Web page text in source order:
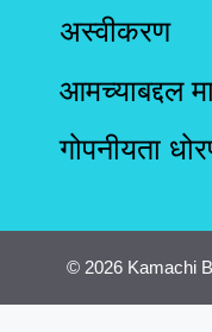
अस्वीकरण
आमच्याबद्दल
गोपनीयता
© 2026 Kamachi